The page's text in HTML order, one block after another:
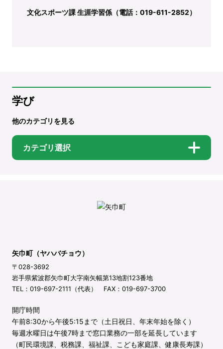
文化スポーツ課 生涯学習係（電話：019-611-2852）
学び
他のカテゴリを見る
カテゴリ選択
矢巾町（ヤハバチョウ）
〒028-3692
岩手県紫波郡矢巾町大字南矢幅第13地割123番地
TEL：019-697-2111（代表） FAX：019-697-3700
開庁時間
午前8:30から午後5:15まで（土日祝日、年末年始を除く）
毎週水曜日は午後7時まで窓口業務の一部を延長しています
（町民環境課、税務課、福祉課、こども家庭課、健康長寿課）